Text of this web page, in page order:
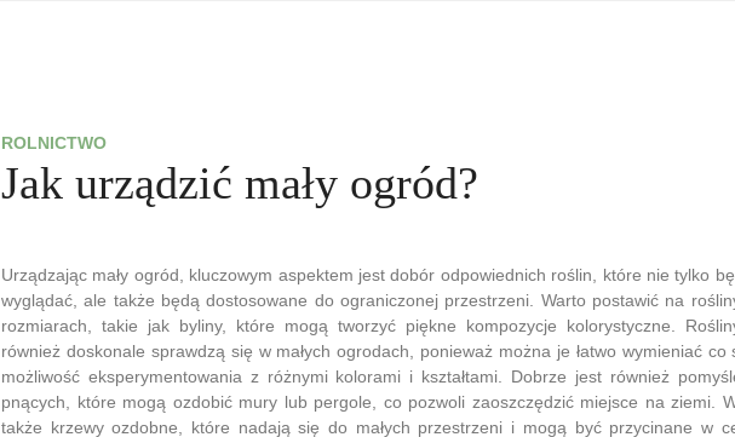
ROLNICTWO
Jak urządzić mały ogród?
Urządzając mały ogród, kluczowym aspektem jest dobór odpowiednich roślin, które nie tylko
wyglądać, ale także będą dostosowane do ograniczonej przestrzeni. Warto postawić na
rozmiarach, takie jak byliny, które mogą tworzyć piękne kompozycje kolorystyczne.
również doskonale sprawdzą się w małych ogrodach, ponieważ można je łatwo wymieniać co
możliwość eksperymentowania z różnymi kolorami i kształtami. Dobrze jest również
pnących, które mogą ozdobić mury lub pergole, co pozwoli zaoszczędzić miejsce na ziemi.
także krzewy ozdobne, które nadają się do małych przestrzeni i mogą być przycinane w